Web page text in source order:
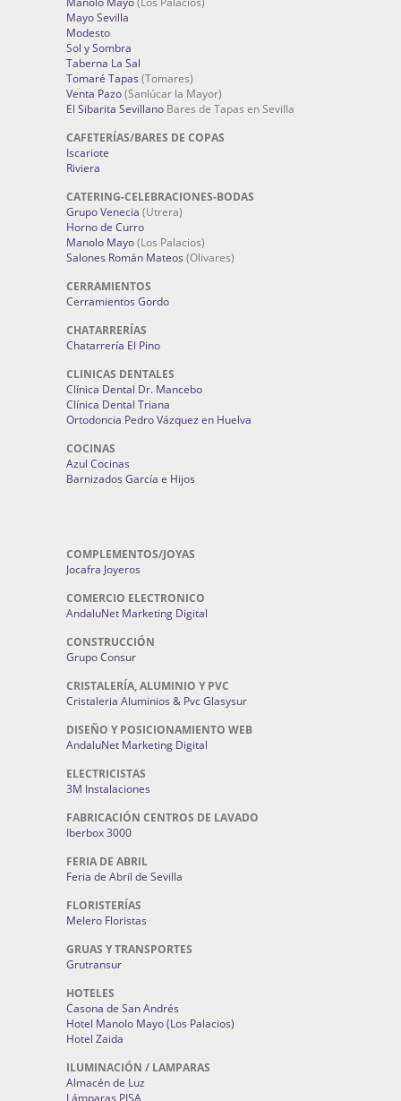
Mayo Sevilla
Modesto
Sol y Sombra
Taberna La Sal
Tomaré Tapas (Tomares)
Venta Pazo(Sanlúcar la Mayor)
El Sibarita Sevillano Bares de Tapas en Sevilla
CAFETERÍAS/BARES DE COPAS
Iscariote
Riviera
CATERING-CELEBRACIONES-BODAS
Grupo Venecia (Utrera)
Horno de Curro
Manolo Mayo(Los Palacios)
Salones Román Mateos (Olivares)
CERRAMIENTOS
Cerramientos Gordo
CHATARRERÍAS
Chatarrería El Pino
CLINICAS DENTALES
Clínica Dental Dr. Mancebo
Clínica Dental Triana
Ortodoncia Pedro Vázquez en Huelva
COCINAS
Azul Cocinas
Barnizados García e Hijos
COMPLEMENTOS/JOYAS
Jocafra Joyeros
COMERCIO ELECTRONICO
AndaluNet Marketing Digital
CONSTRUCCIÓN
Grupo Consur
CRISTALERÍA, ALUMINIO Y PVC
Cristaleria Aluminios & Pvc Glasysur
DISEÑO Y POSICIONAMIENTO WEB
AndaluNet Marketing Digital
ELECTRICISTAS
3M Instalaciones
FABRICACIÓN CENTROS DE LAVADO
Iberbox 3000
FERIA DE ABRIL
Feria de Abril de Sevilla
FLORISTERÍAS
Melero Floristas
GRUAS Y TRANSPORTES
Grutransur
HOTELES
Casona de San Andrés
Hotel Manolo Mayo (Los Palacios)
Hotel Zaida
ILUMINACIÓN / LAMPARAS
Almacén de Luz
Lámparas PISA